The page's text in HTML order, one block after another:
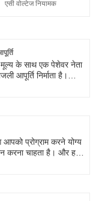
एसी वोल्टेज नियामक
मूल्य के साथ एक पेशेवर नेता
आपूर्ति निर्माता है।
प्रोग्राम करने योग्य
करना चाहता है। और हम